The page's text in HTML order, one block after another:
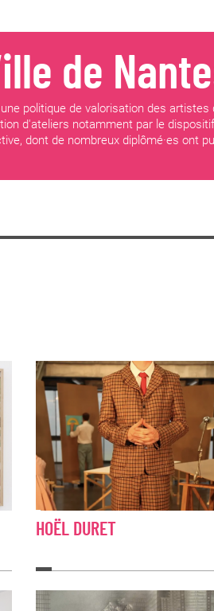
de
politique de valorisation des
d'ateliers notamment par le
dont de nombreux diplômé·es ont
HOËL DURET